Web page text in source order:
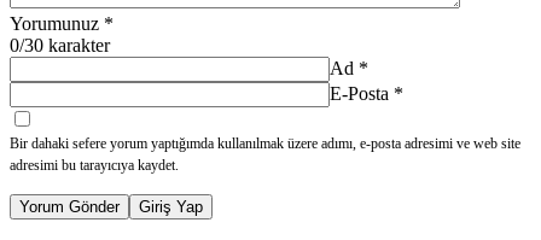
Yorumunuz *
0/30 karakter
Ad *
E-Posta *
Bir dahaki sefere yorum yaptığımda kullanılmak üzere adımı, e-posta adresimi ve web site
adresimi bu tarayıcıya kaydet.
Yorum Gönder Giriş Yap